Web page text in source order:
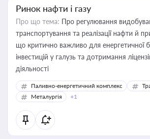
Ринок нафти і газу
Про що тема: Про регулювання
транспортування та реалізації нафти й
що критично важливо для енергетичної
інвестицій у галузь та дотримання
діяльності
Паливно-енергетичний комплекс
Металургія
+1